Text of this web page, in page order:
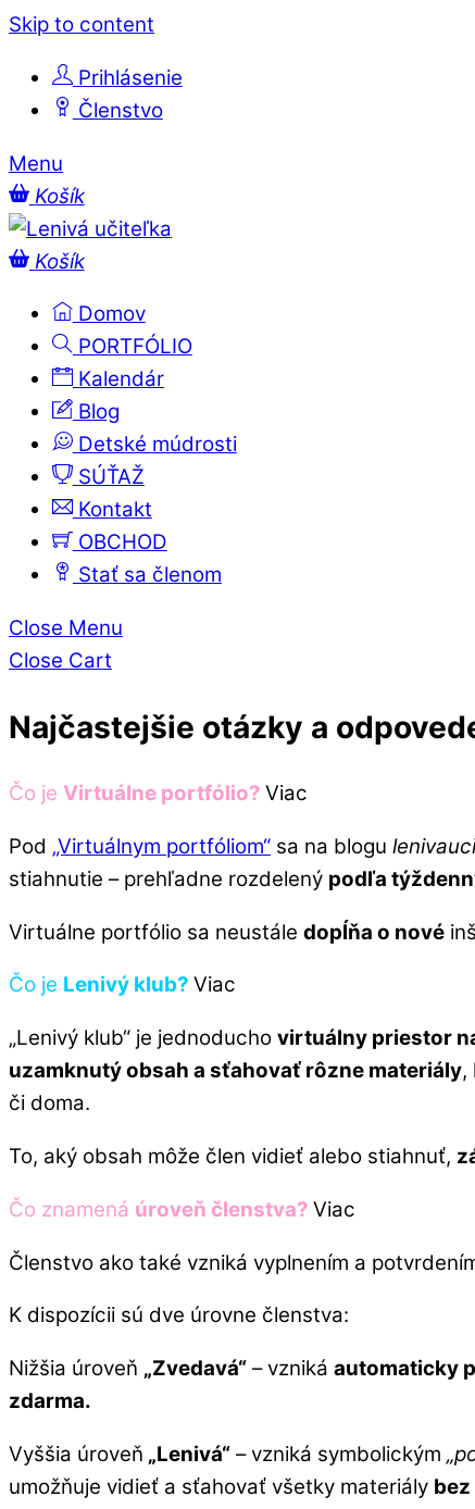
Skip to content
Prihlásenie
Členstvo
Menu
Košík
Košík
Domov
PORTFÓLIO
Kalendár
Blog
Detské múdrosti
SÚŤAŽ
Kontakt
OBCHOD
Stať sa členom
Close Menu
Close Cart
Najčastejšie otázky a
Čo je Virtuálne portfólio? Viac
Pod „Virtuálnym portfóliom“ sa na blogu
stiahnutie – prehľadne rozdelený podľa
Virtuálne portfólio sa neustále dopĺňa o nové
Čo je Lenivý klub? Viac
„Lenivý klub“ je jednoducho virtuálny priestor
uzamknutý obsah a sťahovať rôzne materiály,
či doma.
To, aký obsah môže člen vidieť alebo stiahnuť,
Čo znamená úroveň členstva? Viac
Členstvo ako také vzniká vyplnením a
K dispozícii sú dve úrovne členstva:
Nižšia úroveň „Zvedavá“ – vzniká automaticky
zdarma.
Vyššia úroveň „Lenivá“ – vzniká symbolickým
umožňuje vidieť a sťahovať všetky materiály